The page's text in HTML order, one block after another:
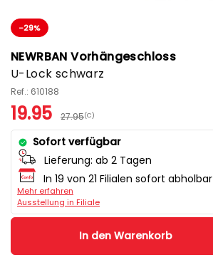
-29%
NEWRBAN Vorhängeschloss
U-Lock schwarz
Ref.: 610188
19.95 27.95(C)
Sofort verfügbar
Lieferung: ab 2 Tagen
In 19 von 21 Filialen sofort abholbar
Mehr erfahren
Ausstellung in Filiale
In den Warenkorb